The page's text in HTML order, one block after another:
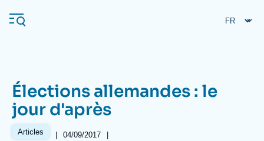
au
contenu
Navigation
principale
L'Ifri
Élections allemandes : le
jour d'après
Articles |
Date
04/09/2017
|